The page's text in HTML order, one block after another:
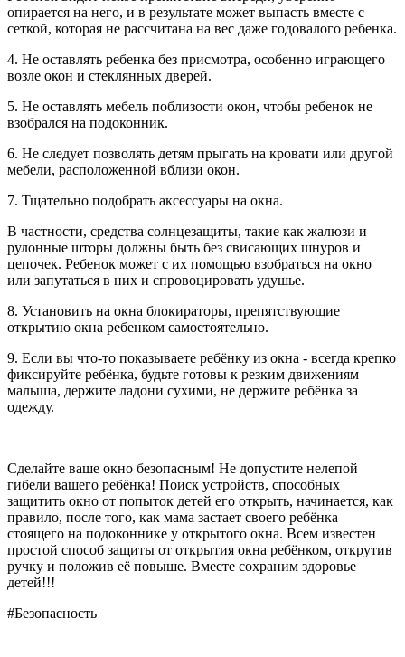
опирается на него, и в результате может выпасть вместе с
сеткой, которая не рассчитана на вес даже годовалого ребенка.
4. Не оставлять ребенка без присмотра, особенно играющего
возле окон и стеклянных дверей.
5. Не оставлять мебель поблизости окон, чтобы ребенок не
взобрался на подоконник.
6. Не следует позволять детям прыгать на кровати или другой
мебели, расположенной вблизи окон.
7. Тщательно подобрать аксессуары на окна.
В частности, средства солнцезащиты, такие как жалюзи и
рулонные шторы должны быть без свисающих шнуров и
цепочек. Ребенок может с их помощью взобраться на окно
или запутаться в них и спровоцировать удушье.
8. Установить на окна блокираторы, препятствующие
открытию окна ребенком самостоятельно.
9. Если вы что-то показываете ребёнку из окна - всегда крепко
фиксируйте ребёнка, будьте готовы к резким движениям
малыша, держите ладони сухими, не держите ребёнка за
одежду.
Сделайте ваше окно безопасным! Не допустите нелепой
гибели вашего ребёнка! Поиск устройств, способных
защитить окно от попыток детей его открыть, начинается, как
правило, после того, как мама застает своего ребёнка
стоящего на подоконнике у открытого окна. Всем известен
простой способ защиты от открытия окна ребёнком, открутив
ручку и положив её повыше. Вместе сохраним здоровье
детей!!!
#Безопасность